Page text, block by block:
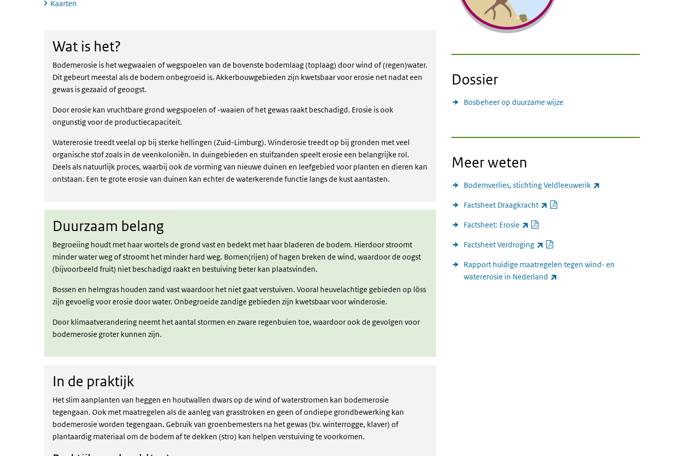
Kaarten
Wat is het?
Bodemerosie is het wegwaaien of wegspoelen van de bovenste bodemlaag (toplaag) door wind of (regen)water.
Dit gebeurt meestal als de bodem onbegroeid is. Akkerbouwgebieden zijn kwetsbaar voor erosie net nadat een
gewas is gezaaid of geoogst.
Door erosie kan vruchtbare grond wegspoelen of -waaien of het gewas raakt beschadigd. Erosie is ook
ongunstig voor de productiecapaciteit.
Watererosie treedt veelal op bij sterke hellingen (Zuid-Limburg). Winderosie treedt op bij gronden met veel
organische stof zoals in de veenkoloniën. In duingebieden en stuifzanden speelt erosie een belangrijke rol.
Deels als natuurlijk proces, waarbij ook de vorming van nieuwe duinen en leefgebied voor planten en dieren kan
ontstaan. Een te grote erosie van duinen kan echter de waterkerende functie langs de kust aantasten.
Duurzaam belang
Begroeiing houdt met haar wortels de grond vast en bedekt met haar bladeren de bodem. Hierdoor stroomt
minder water weg of stroomt het minder hard weg. Bomen(rijen) of hagen breken de wind, waardoor de oogst
(bijvoorbeeld fruit) niet beschadigd raakt en bestuiving beter kan plaatsvinden.
Bossen en helmgras houden zand vast waardoor het niet gaat verstuiven. Vooral heuvelachtige gebieden op löss
zijn gevoelig voor erosie door water. Onbegroeide zandige gebieden zijn kwetsbaar voor winderosie.
Door klimaatverandering neemt het aantal stormen en zware regenbuien toe, waardoor ook de gevolgen voor
bodemerosie groter kunnen zijn.
In de praktijk
Het slim aanplanten van heggen en houtwallen dwars op de wind of waterstromen kan bodemerosie
tegengaan. Ook met maatregelen als de aanleg van grasstroken en geen of ondiepe grondbewerking kan
bodemerosie worden tegengaan. Gebruik van groenbemesters na het gewas (bv. winterrogge, klaver) of
plantaardig materiaal om de bodem af te dekken (stro) kan helpen verstuiving te voorkomen.
Dossier
Bosbeheer op duurzame wijze
Meer weten
Bodemverlies, stichting Veldleeuwerik
Factsheet Draagkracht
Factsheet: Erosie
Factsheet Verdroging
Rapport huidige maatregelen tegen wind- en
watererosie in Nederland